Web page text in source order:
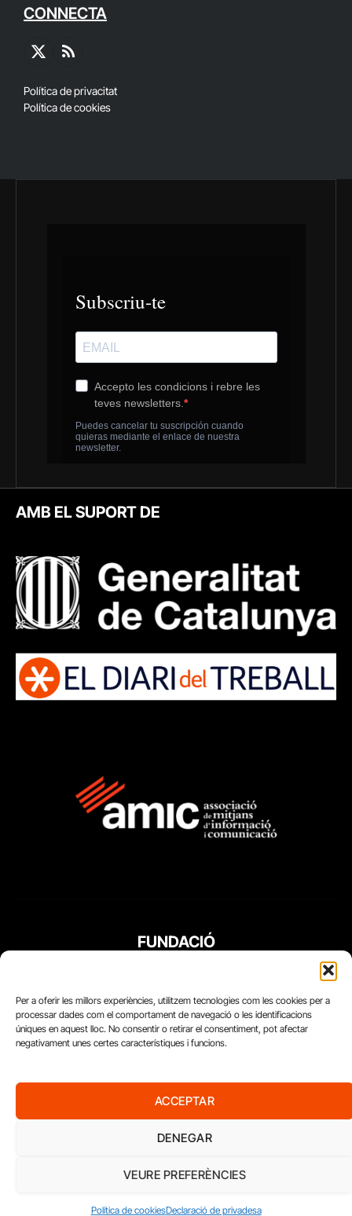
Per a oferir les millors experiències, utilitzem tecnologies com les cookies per a
processar dades com el comportament de navegació o les identificacions
úniques en aquest lloc. No consentir o retirar el consentiment, pot afectar
negativament unes certes característiques i funcions.
ACCEPTAR
DENEGAR
VEURE PREFERÈNCIES
Política de cookiesDeclaració de privadesa
CONNECTA
X
RSS
Política de privacitat
Política de cookies
AMB EL SUPORT DE
FUNDACIÓ